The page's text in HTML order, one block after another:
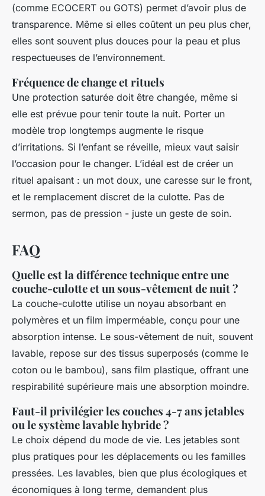
(comme ECOCERT ou GOTS) permet d’avoir plus de
transparence. Même si elles coûtent un peu plus cher,
elles sont souvent plus douces pour la peau et plus
respectueuses de l’environnement.
Fréquence de change et rituels
Une protection saturée doit être changée, même si
elle est prévue pour tenir toute la nuit. Porter un
modèle trop longtemps augmente le risque
d’irritations. Si l’enfant se réveille, mieux vaut saisir
l’occasion pour le changer. L’idéal est de créer un
rituel apaisant : un mot doux, une caresse sur le front,
et le remplacement discret de la culotte. Pas de
sermon, pas de pression - juste un geste de soin.
FAQ
Quelle est la différence technique entre une
couche-culotte et un sous-vêtement de nuit ?
La couche-culotte utilise un noyau absorbant en
polymères et un film imperméable, conçu pour une
absorption intense. Le sous-vêtement de nuit, souvent
lavable, repose sur des tissus superposés (comme le
coton ou le bambou), sans film plastique, offrant une
respirabilité supérieure mais une absorption moindre.
Faut-il privilégier les couches 4-7 ans jetables
ou le système lavable hybride ?
Le choix dépend du mode de vie. Les jetables sont
plus pratiques pour les déplacements ou les familles
pressées. Les lavables, bien que plus écologiques et
économiques à long terme, demandent plus